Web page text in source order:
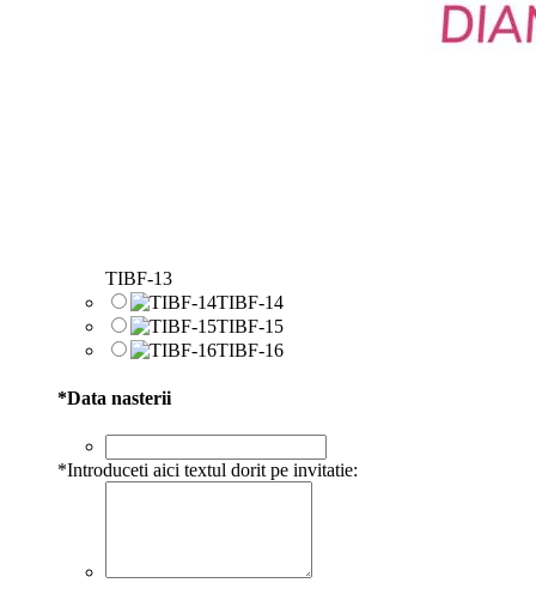
TIBF-13
TIBF-14
TIBF-15
TIBF-16
*Data nasterii
*Introduceti aici textul dorit pe invitatie: